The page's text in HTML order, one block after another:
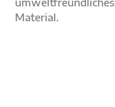
Material.